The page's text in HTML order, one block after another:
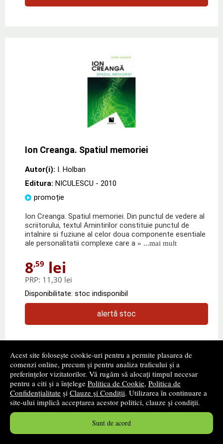
Acest site folosește cookie-uri pentru a permite plasarea de
comenzi online, precum și pentru analiza traficului și a
preferințelor vizitatorilor. Vă rugăm să alocați timpul necesar
pentru a citi și a înțelege Politica de Cookie, Politica de
Confidențialitate și Clauze și Condiții. Utilizarea în continuare a
site-ului implică acceptarea acestor politici, clauze și condiții.
Sunt de acord
Ion Creanga. Spatiul memoriei
Autor(i): I. Holban
Editura: NICULESCU - 2010
promoție
Ion Creanga. Spatiul memoriei. Din punctul de vedere al
scriitorului, textul Amintirilor constituie punctul de
intalnire si fuziune al celor doua componente esentiale
ale personalitatii complexe care a » ...mai mult
8,59 lei
PRP: 11,30 lei
Disponibilitate: stoc indisponibil
alertă stoc